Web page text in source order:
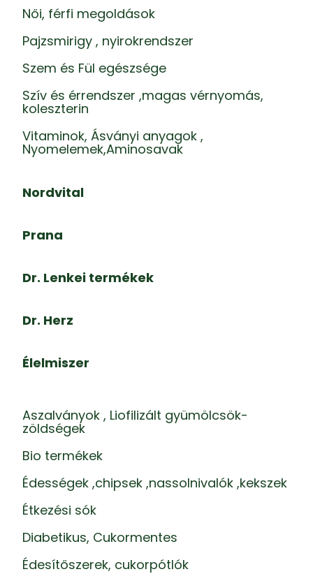
Női, férfi megoldások
Pajzsmirigy , nyirokrendszer
Szem és Fül egészsége
Szív és érrendszer ,magas vérnyomás,
koleszterin
Vitaminok, Ásványi anyagok ,
Nyomelemek,Aminosavak
Nordvital
Prana
Dr. Lenkei termékek
Dr. Herz
Élelmiszer
Aszalványok , Liofilizált gyümölcsök-
zöldségek
Bio termékek
Édességek ,chipsek ,nassolnivalók ,kekszek
Étkezési sók
Diabetikus, Cukormentes
Édesítőszerek, cukorpótlók